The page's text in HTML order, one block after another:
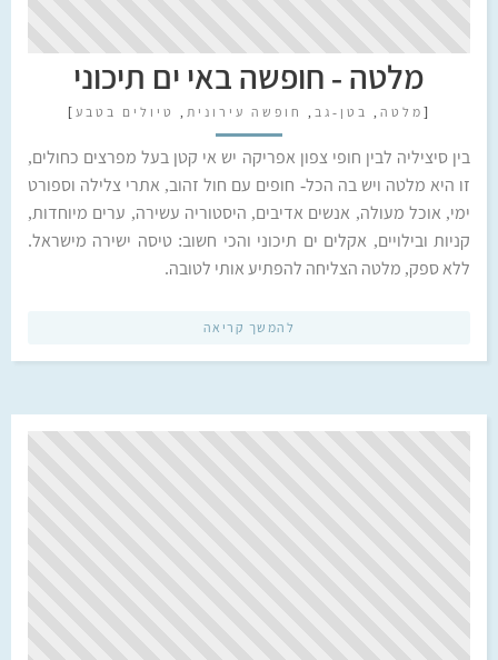
מלטה - חופשה באי ים תיכוני
[ מלטה , בטן-גב , חופשה עירונית , טיולים בטבע ]
בין סיציליה לבין חופי צפון אפריקה יש אי קטן בעל מפרצים כחולים,
זו היא מלטה ויש בה הכל- חופים עם חול זהוב, אתרי צלילה וספורט
ימי, אוכל מעולה, אנשים אדיבים, היסטוריה עשירה, ערים מיוחדות,
קניות ובילויים, אקלים ים תיכוני והכי חשוב: טיסה ישירה מישראל.
ללא ספק, מלטה הצליחה להפתיע אותי לטובה.
להמשך קריאה